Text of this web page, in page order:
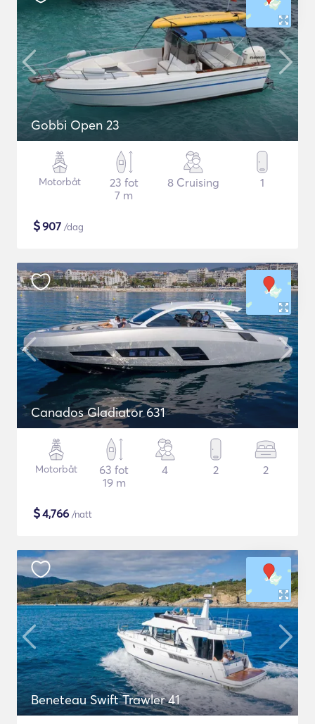
Gobbi Open 23
Motorbåt
23 fot
7 m
8 Cruising 1
$907 /dag
Canados Gladiator 631
Motorbåt
63 fot
19 m
4 2 2
$4,766 /natt
Beneteau Swift Trawler 41